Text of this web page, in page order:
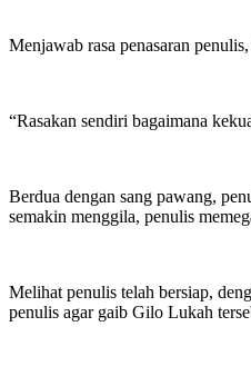
Menjawab rasa penasaran
“Rasakan sendiri bagaimana
Berdua dengan sang pawang,
semakin menggila, penulis
Melihat penulis telah bersiap,
penulis agar gaib Gilo Lukah